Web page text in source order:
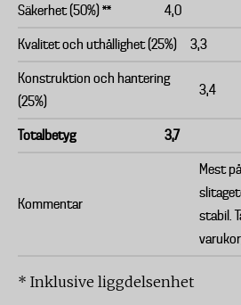
Säkerhet (50%) ** 4,0
Kvalitet och uthållighet (25%) 3,3
Konstruktion och hantering
(25%)
3,4
Totalbetyg 3,7
Kommentar
Mest
stabil.
* Inklusive liggdelsenhet